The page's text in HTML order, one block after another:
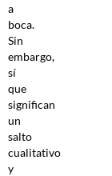
a
boca.
Sin
embargo,
sí
que
significan
un
salto
cualitativo
y